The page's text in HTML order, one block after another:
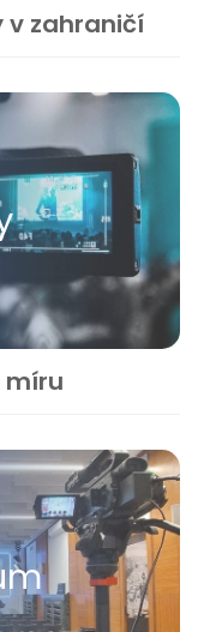
v zahraničí
míru